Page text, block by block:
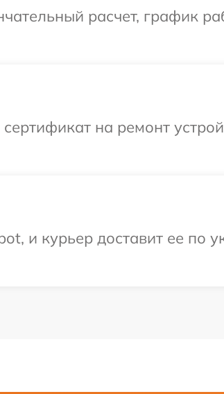
расчет, график
на ремонт
и курьер доставит ее по